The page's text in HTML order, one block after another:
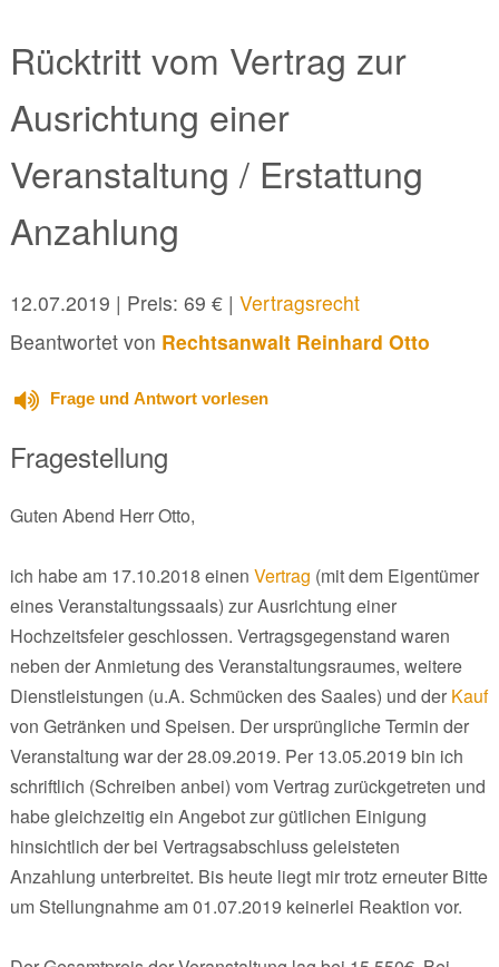
Rücktritt vom Vertrag zur
Ausrichtung einer
Veranstaltung / Erstattung
Anzahlung
12.07.2019 | Preis: 69 € | Vertragsrecht
Beantwortet von Rechtsanwalt Reinhard Otto
Frage und Antwort vorlesen
Fragestellung
Guten Abend Herr Otto,
ich habe am 17.10.2018 einen Vertrag (mit dem Eigentümer
eines Veranstaltungssaals) zur Ausrichtung einer
Hochzeitsfeier geschlossen. Vertragsgegenstand waren
neben der Anmietung des Veranstaltungsraumes, weitere
Dienstleistungen (u.A. Schmücken des Saales) und der Kauf
von Getränken und Speisen. Der ursprüngliche Termin der
Veranstaltung war der 28.09.2019. Per 13.05.2019 bin ich
schriftlich (Schreiben anbei) vom Vertrag zurückgetreten und
habe gleichzeitig ein Angebot zur gütlichen Einigung
hinsichtlich der bei Vertragsabschluss geleisteten
Anzahlung unterbreitet. Bis heute liegt mir trotz erneuter Bitte
um Stellungnahme am 01.07.2019 keinerlei Reaktion vor.